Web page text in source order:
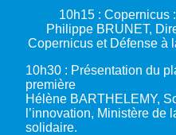
10h15 : Copernicus
Philippe BRUNET,
Copernicus et Défense à
10h30 : Présentation du
première
Hélène BARTHELEMY,
l’innovation, Ministère de
solidaire.